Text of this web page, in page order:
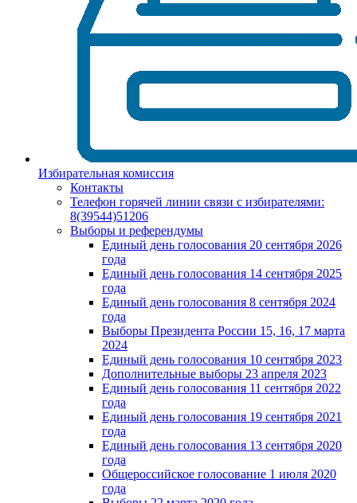
Избирательная комиссия
Контакты
Телефон горячей линии связи с избирателями:
8(39544)51206
Выборы и референдумы
Единый день голосования 20 сентября 2026
года
Единый день голосования 14 сентября 2025
года
Единый день голосования 8 сентября 2024
года
Выборы Президента России 15, 16, 17 марта
2024
Единый день голосования 10 сентября 2023
Дополнительные выборы 23 апреля 2023
Единый день голосования 11 сентября 2022
года
Единый день голосования 19 сентября 2021
года
Единый день голосования 13 сентября 2020
года
Общероссийское голосование 1 июля 2020
года